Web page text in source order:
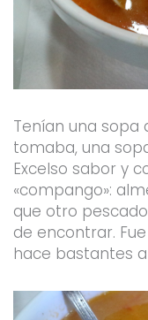
Tenían una sopa
tomaba, una
Excelso sabor y
«compango»:
que otro
de encontrar.
hace bastantes